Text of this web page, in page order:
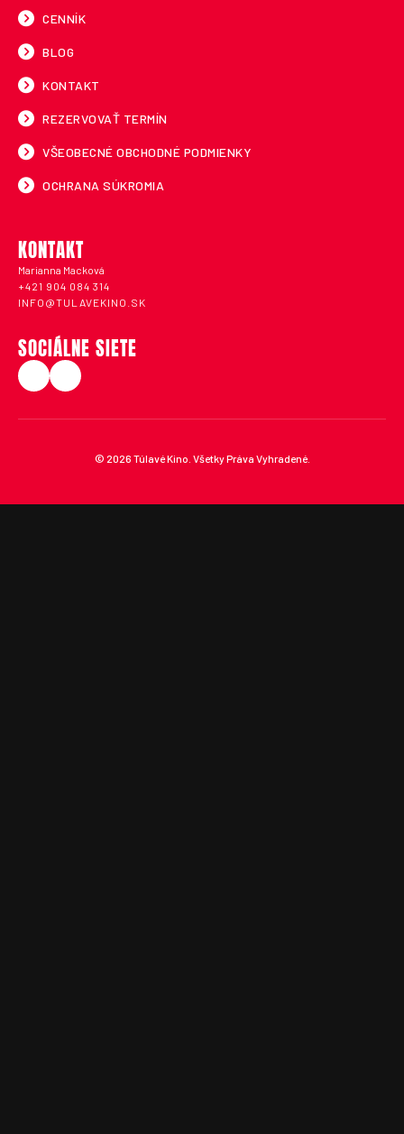
CENNÍK
BLOG
KONTAKT
REZERVOVAŤ TERMÍN
VŠEOBECNÉ OBCHODNÉ PODMIENKY
OCHRANA SÚKROMIA
KONTAKT
Marianna Macková
+421 904 084 314
INFO@TULAVEKINO.SK
SOCIÁLNE SIETE
© 2026 Túlavé Kino. Všetky Práva Vyhradené.